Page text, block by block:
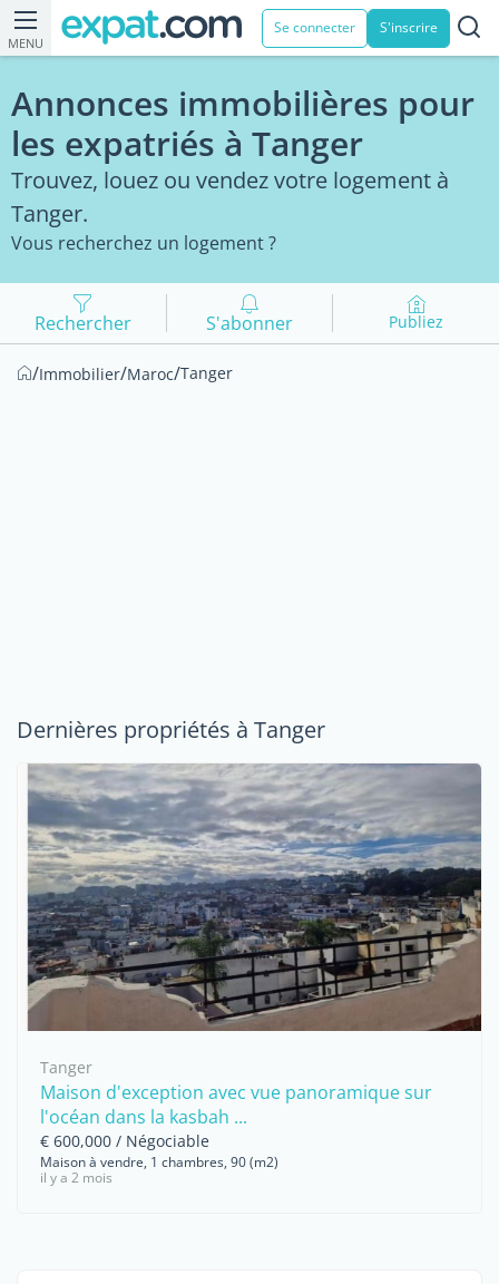
MENU
Se connecter S'inscrire
Annonces immobilières pour
les expatriés à Tanger
Trouvez, louez ou vendez votre logement à
Tanger.
Vous recherchez un logement ?
Rechercher S'abonner Publiez
/Immobilier/Maroc/Tanger
Dernières propriétés à Tanger
Tanger
Maison d'exception avec vue panoramique sur
l'océan dans la kasbah ...
€ 600,000 / Négociable
Maison à vendre, 1 chambres, 90 (m2)
il y a 2 mois